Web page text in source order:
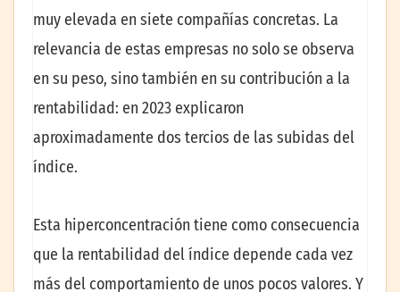
muy elevada en siete compañías concretas. La
relevancia de estas empresas no solo se observa
en su peso, sino también en su contribución a la
rentabilidad: en 2023 explicaron
aproximadamente dos tercios de las subidas del
índice.
Esta hiperconcentración tiene como consecuencia
que la rentabilidad del índice depende cada vez
más del comportamiento de unos pocos valores. Y